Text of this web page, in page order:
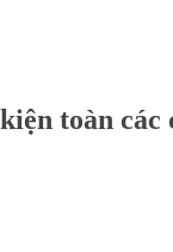
toàn các